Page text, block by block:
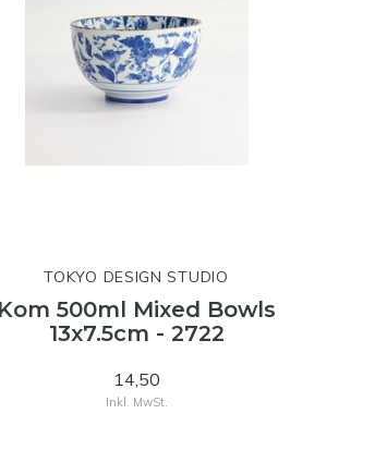
TOKYO DESIGN STUDIO
Kom 500ml Mixed Bowls
13x7.5cm - 2722
14,50
Inkl. MwSt.